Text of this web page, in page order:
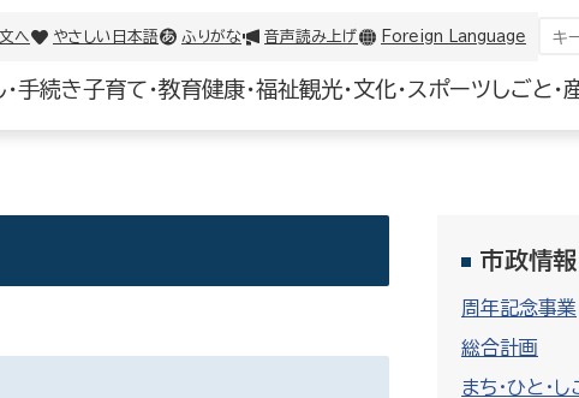
へ やさしい日本語 ふりがな 音声読み上げ Foreign Language
・手続き子育て・教育健康・福祉観光・文化・スポーツしごと・
市政情報
周年記念事業
総合計画
まち・ひと・